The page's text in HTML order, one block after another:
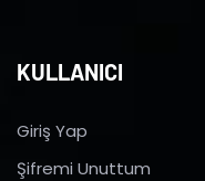
KULLANICI
Giriş Yap
Şifremi Unuttum